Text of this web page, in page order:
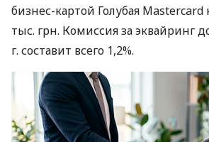
бизнес-картой Голубая Mastercard
тыс. грн. Комиссия за эквайринг
г. составит всего 1,2%.